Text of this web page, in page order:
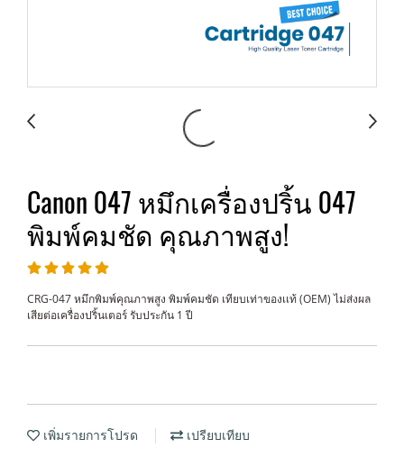
Canon 047 หมึกเครื่องปริ้น 047
พิมพ์คมชัด คุณภาพสูง!
CRG-047 หมึกพิมพ์คุณภาพสูง พิมพ์คมชัด เทียบเท่าของเเท้ (OEM) ไม่ส่งผล
เสียต่อเครื่องปริ้นเตอร์ รับประกัน 1 ปี
เพิ่มรายการโปรด เปรียบเทียบ